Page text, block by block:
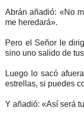
Abrán añadió: «No
me heredará».
Pero el Señor le
sino uno salido de
Luego lo sacó
estrellas, si puedes
Y añadió: «Así será